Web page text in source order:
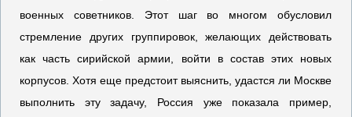
военных советников. Этот шаг во многом обусловил
стремление других группировок, желающих действовать
как часть сирийской армии, войти в состав этих новых
корпусов. Хотя еще предстоит выяснить, удастся ли Москве
выполнить эту задачу, Россия уже показала пример,